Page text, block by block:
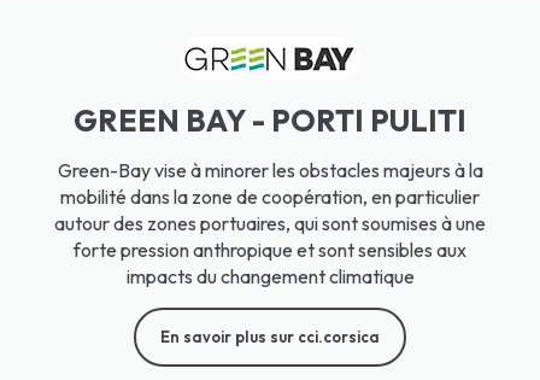
GREEN BAY - PORTI PULITI
Green-Bay vise à minorer les obstacles majeurs à la
mobilité dans la zone de coopération, en particulier
autour des zones portuaires, qui sont soumises à une
forte pression anthropique et sont sensibles aux
impacts du changement climatique
En savoir plus sur cci.corsica